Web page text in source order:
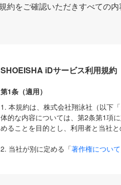
約をご確認いただきすべての
SHOEISHA iDサービス利用規約
第1条（適用）
1. 本規約は、株式会社翔泳社（以下
体的な内容については、第2条第1項
めることを目的とし、利用者と当社と
2. 当社が別に定める「著作権について